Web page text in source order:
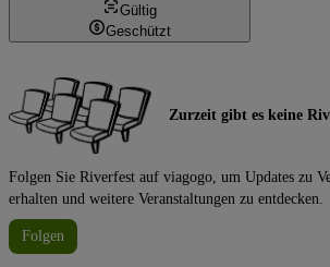
Gültig
Geschützt
Zurzeit gibt es keine
Folgen Sie Riverfest auf viagogo, um Updates zu
erhalten und weitere Veranstaltungen zu entdecken.
Folgen